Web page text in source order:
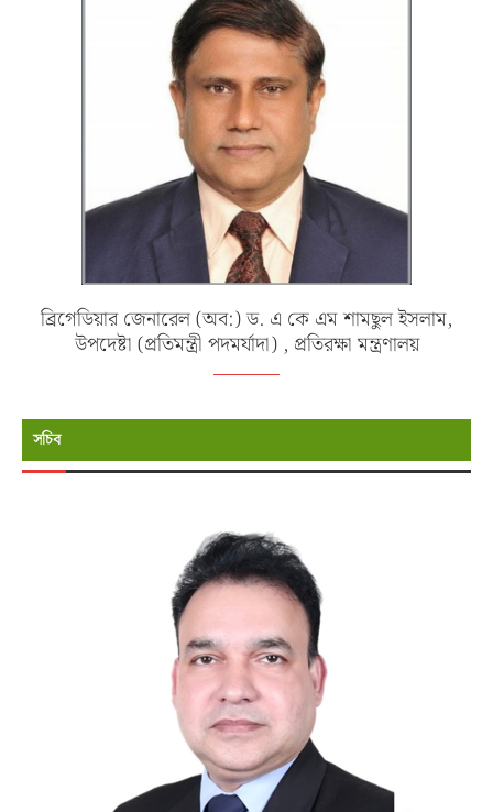
ব্রিগেডিয়ার জেনারেল (অব:) ড. এ কে এম শামছুল ইসলাম,
উপদেষ্টা (প্রতিমন্ত্রী পদমর্যাদা) , প্রতিরক্ষা মন্ত্রণালয়
সচিব